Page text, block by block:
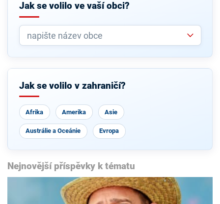
Jak se volilo ve vaší obci?
Jak se volilo v zahraničí?
Afrika Amerika Asie
Austrálie a Oceánie Evropa
Nejnovější příspěvky k tématu